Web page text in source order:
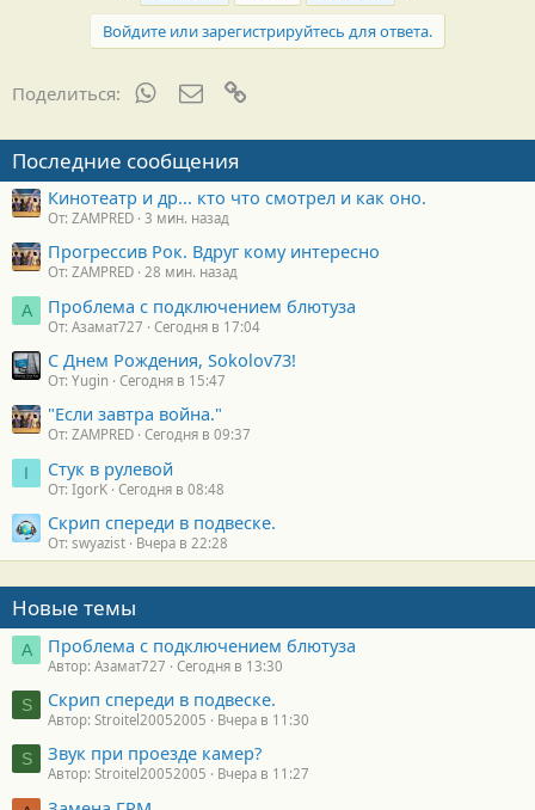
о
т
и
:
Войдите или зарегистрируйтесь для ответа.
Поделиться: WhatsAppЭлектронная почта
Последние сообщения
Кинотеатр и др... кто что смотрел и как оно.
От: ZAMPRED 3 мин. назад
Прогрессив Рок. Вдруг кому интересно
От: ZAMPRED 28 мин. назад
А Проблема с подключением блютуза
От: Азамат727 Сегодня в 17:04
С Днем Рождения, Sokolov73!
От: Yugin Сегодня в 15:47
"Если завтра война."
От: ZAMPRED Сегодня в 09:37
I Стук в рулевой
От: IgorK Сегодня в 08:48
Скрип спереди в подвеске.
От: swyazist Вчера в 22:28
Новые темы
А Проблема с подключением блютуза
Автор: Азамат727 Сегодня в 13:30
S Скрип спереди в подвеске.
Автор: Stroitel20052005 Вчера в 11:30
S Звук при проезде камер?
Автор: Stroitel20052005 Вчера в 11:27